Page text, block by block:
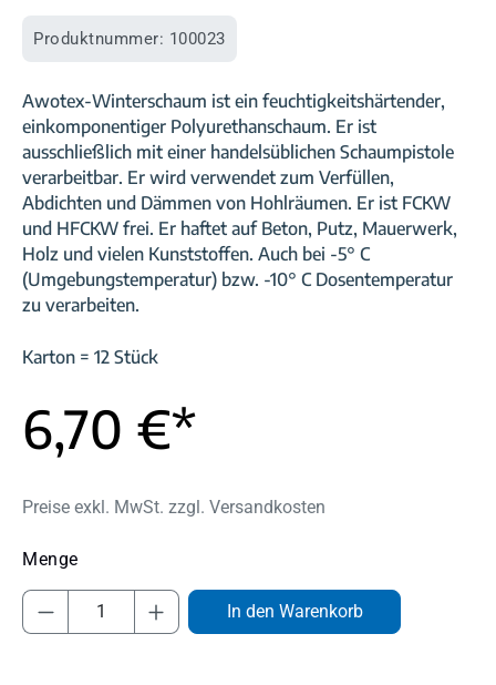
Produktnummer: 100023
Awotex-Winterschaum ist ein feuchtigkeitshärtender,
einkomponentiger Polyurethanschaum. Er ist
ausschließlich mit einer handelsüblichen Schaumpistole
verarbeitbar. Er wird verwendet zum Verfüllen,
Abdichten und Dämmen von Hohlräumen. Er ist FCKW
und HFCKW frei. Er haftet auf Beton, Putz, Mauerwerk,
Holz und vielen Kunststoffen. Auch bei -5° C
(Umgebungstemperatur) bzw. -10° C Dosentemperatur
zu verarbeiten.
Karton = 12 Stück
6,70 €*
Preise exkl. MwSt. zzgl. Versandkosten
Produkt Anzahl: Gib den gewünschten
In den Warenkorb